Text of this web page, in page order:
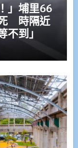
」埔里66
時隔近
到」